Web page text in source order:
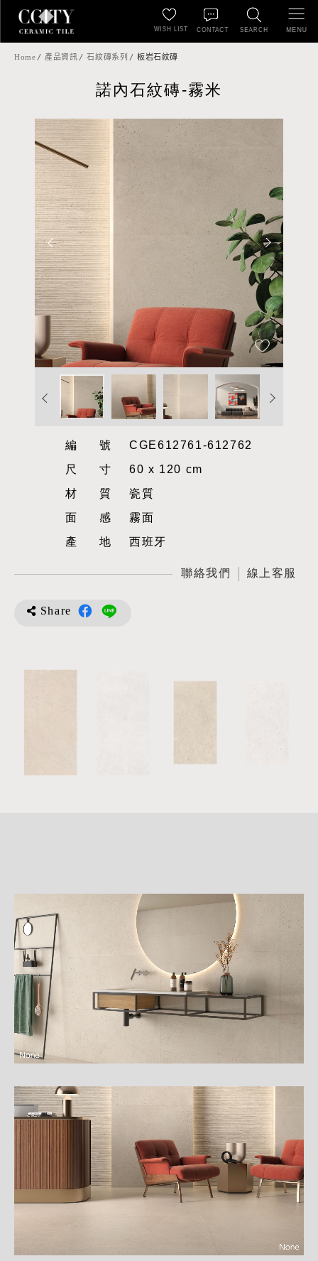
SEARCH
WISH LIST CONTACT MENU
Home 產品資訊 石紋磚系列 板岩石紋磚
諾內石紋磚-霧米
編號CGE612761-612762
尺寸60 x 120 cm
材質瓷質
面感霧面
產地西班牙
聯絡我們 線上客服
Share
紹